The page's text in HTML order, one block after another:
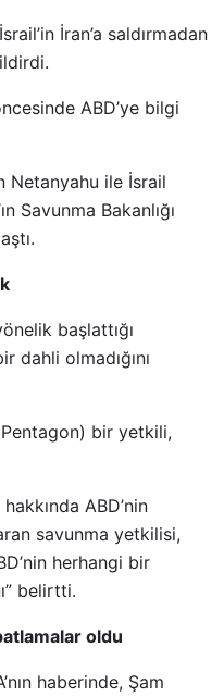
İran’a saldırmadan
ABD’ye bilgi
Netanyahu ile İsrail
Savunma Bakanlığı
başlattığı
dahli olmadığını
bir yetkili,
hakkında ABD’nin
savunma yetkilisi,
herhangi bir
belirtti.
oldu
haberinde, Şam